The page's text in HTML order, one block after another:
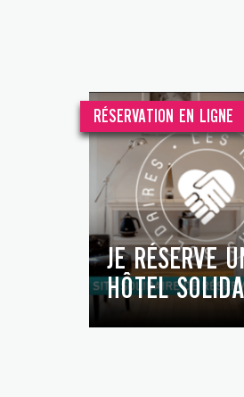
RÉSERVATION EN LIGNE
JE RÉSERVE
HÔTEL